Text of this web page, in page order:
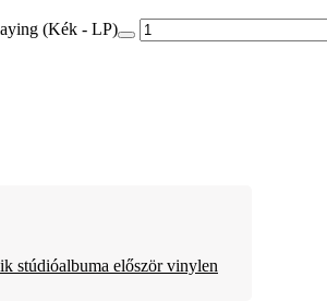
(Kék - LP)
stúdióalbuma először vinylen